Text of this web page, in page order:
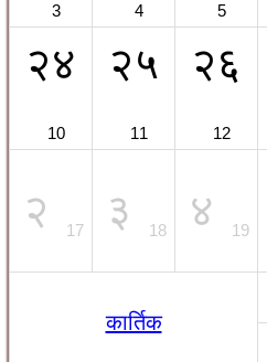
3 4 5
२४
10
२५
11
२६
12
२ 17 ३ 18 ४ 19
कार्तिक